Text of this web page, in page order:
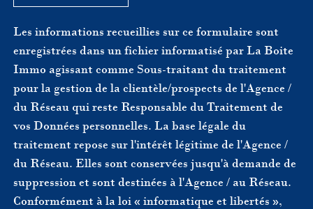
Les informations recueillies sur ce formulaire sont
enregistrées dans un fichier informatisé par La Boite
Immo agissant comme Sous-traitant du traitement
pour la gestion de la clientèle/prospects de l'Agence /
du Réseau qui reste Responsable du Traitement de
vos Données personnelles. La base légale du
traitement repose sur l'intérêt légitime de l'Agence /
du Réseau. Elles sont conservées jusqu'à demande de
suppression et sont destinées à l'Agence / au Réseau.
Conformément à la loi « informatique et libertés »,